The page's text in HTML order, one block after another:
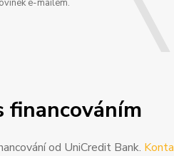
e-mailem.
financováním
od UniCredit Bank.